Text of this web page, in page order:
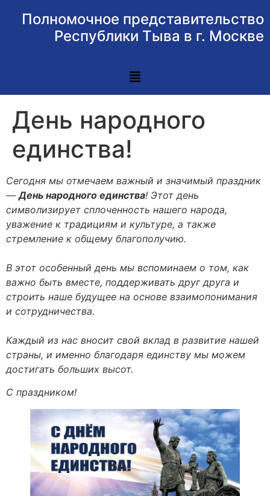
Полномочное представительство
Республики Тыва в г. Москве
День народного
единства!
Сегодня мы отмечаем важный и значимый праздник
—День народного единства! Этот день
символизирует сплоченность нашего народа,
уважение к традициям и культуре, а также
стремление к общему благополучию.
В этот особенный день мы вспоминаем о том, как
важно быть вместе, поддерживать друг друга и
строить наше будущее на основе взаимопонимания
и сотрудничества.
Каждый из нас вносит свой вклад в развитие нашей
страны, и именно благодаря единству мы можем
достигать больших высот.
С праздником!